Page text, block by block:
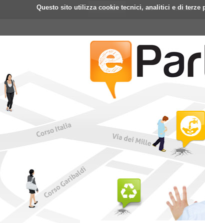
Questo sito utilizza cookie tecnici, analitici e di terze
Home ePart Mobile